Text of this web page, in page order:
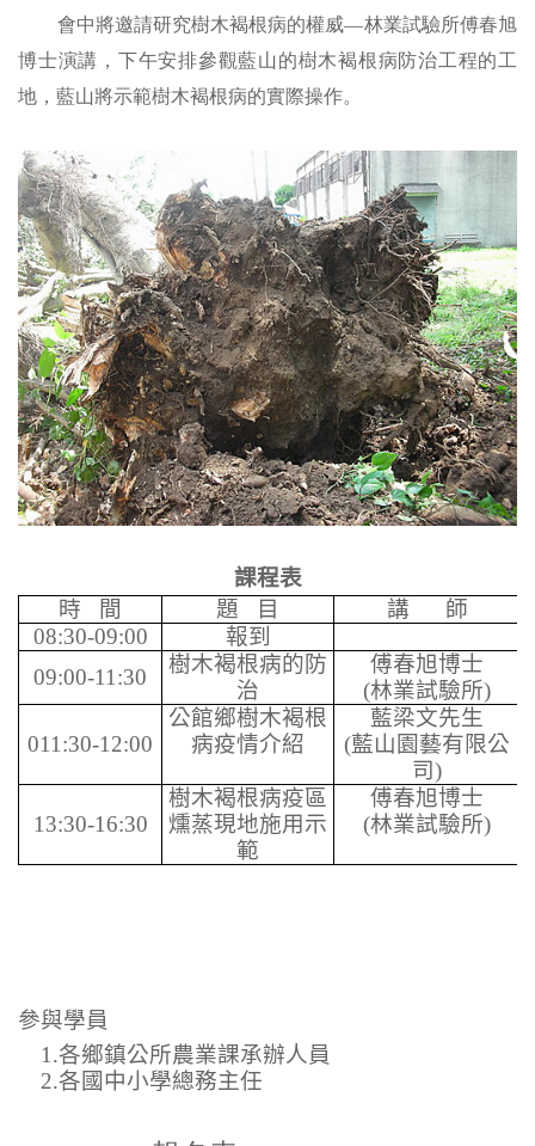
會中將邀請研究樹木褐根病的權威—林業試驗所傅春旭
博士演講，下午安排參觀藍山的樹木褐根病防治工程的工
地，藍山將示範樹木褐根病的實際操作。
課程表
時
間 題 目 講
師
08:30-09:00
報到
09:00-11:30
樹木褐根病的防
治
傅春旭博士
(林業試驗所)
011:30-12:00
公館鄉樹木褐根
病疫情介紹
藍梁文先生
(藍山園藝有限公
司)
13:30-16:30
樹木褐根病疫區
燻蒸現地施用示
範
傅春旭博士
(林業試驗所)
參與學員
1.各鄉鎮公所農業課承辦人員
2.各國中小學總務主任